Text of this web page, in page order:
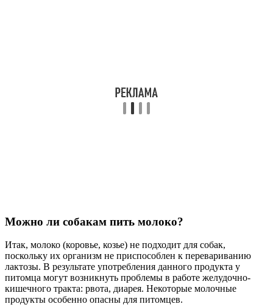
Можно ли собакам пить молоко?
Итак, молоко (коровье, козье) не подходит для собак,
поскольку их организм не приспособлен к перевариванию
лактозы. В результате употребления данного продукта у
питомца могут возникнуть проблемы в работе желудочно-
кишечного тракта: рвота, диарея. Некоторые молочные
продукты особенно опасны для питомцев.